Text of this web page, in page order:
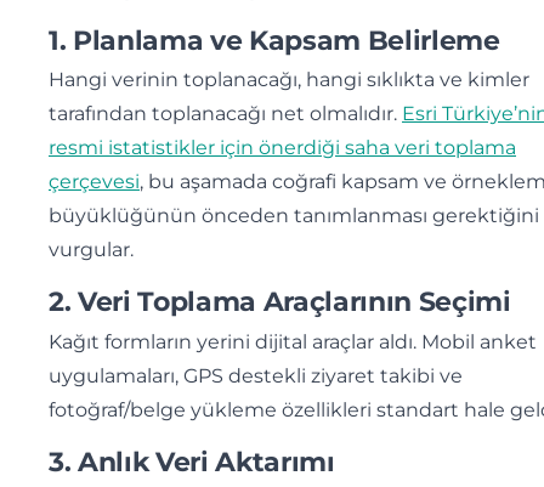
1. Planlama ve Kapsam Belirleme
Hangi verinin toplanacağı, hangi sıklıkta ve kimler
tarafından toplanacağı net olmalıdır. Esri
resmi istatistikler için önerdiği saha veri toplama
çerçevesi, bu aşamada coğrafi kapsam ve
büyüklüğünün önceden tanımlanması gerektiğini
vurgular.
2. Veri Toplama Araçlarının Seçimi
Kağıt formların yerini dijital araçlar aldı. Mobil anket
uygulamaları, GPS destekli ziyaret takibi ve
fotoğraf/belge yükleme özellikleri standart hale
3. Anlık Veri Aktarımı